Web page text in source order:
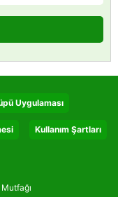
Uygulaması
Kullanım Şartları